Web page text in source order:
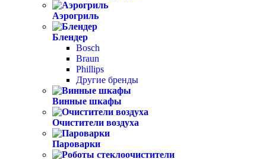
Аэрогриль
Блендер
Bosch
Braun
Phillips
Другие бренды
Винные шкафы
Очистители воздуха
Пароварки